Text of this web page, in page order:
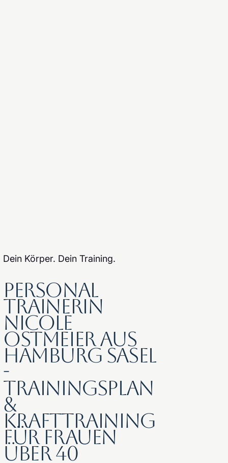
Dein Körper. Dein Training.
Personal
Trainerin
Nicole
Ostmeier aus
Hamburg Sasel
-
Trainingsplan
&
Krafttraining
für Frauen
über 40